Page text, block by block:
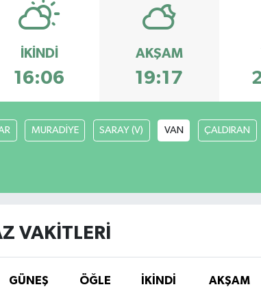
İKINDI
16:06
AKŞAM
19:17
MURADİYE SARAY (V) VAN ÇALDIRAN
VAKITLERI
GÜNEŞ ÖĞLE İKINDI AKŞAM